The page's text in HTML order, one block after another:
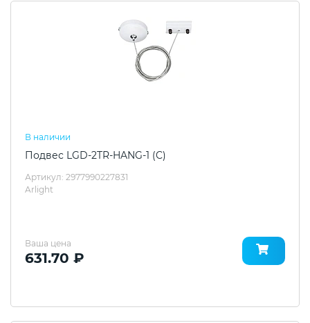
В наличии
Подвес LGD-2TR-HANG-1 (C)
Артикул: 2977990227831
Arlight
Ваша цена
631.70 ₽